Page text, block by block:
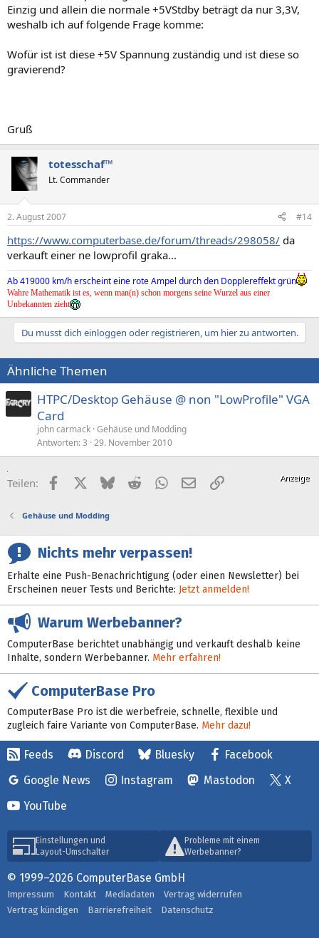
Einzig und allein die normale +5VStdby beträgt da nur 3,3V,
weshalb ich auf folgende Frage komme:
Wofür ist ist diese +5V Spannung zuständig und ist diese so
gravierend?
Gruß
totesschaf™
Lt. Commander
2. August 2007 #14
https://www.computerbase.de/forum/threads/298058/ da
verkauft einer ne lowprofil graka...
Ab 419000 km/h erscheint eine rote Ampel durch den Dopplereffekt grün
Wahre Mathematik ist es, wenn man(n) schon morgens seine Wurzel aus einer
Unbekannten zieht
Du musst dich einloggen oder registrieren, um hier zu antworten.
Ähnliche Themen
HTPC/Desktop Gehäuse @ non "LowProfile" VGA
Card
john carmack Gehäuse und Modding
Antworten 3 29. November 2010
Teilen: FacebookX (Twitter)
BlueskyRedditWhatsApp
E-MailLink
Gehäuse und Modding
Nichts mehr verpassen!
Erhalte eine Push-Benachrichtigung (oder einen Newsletter) bei
Erscheinen neuer Tests und Berichte: Jetzt anmelden!
Warum Werbebanner?
ComputerBase berichtet unabhängig und verkauft deshalb keine
Inhalte, sondern Werbebanner. Mehr erfahren!
ComputerBase Pro
ComputerBase Pro ist die werbefreie, schnelle, flexible und
zugleich faire Variante von ComputerBase. Mehr dazu!
Feeds Discord Bluesky
Facebook
Google News
Instagram Mastodon
X
YouTube
Einstellungen und
Layout-Umschalter
Probleme mit einem
Werbebanner?
© 1999–2026 ComputerBase GmbH
Impressum Kontakt Mediadaten
Vertrag widerrufen
Vertrag kündigen
Barrierefreiheit Datenschutz